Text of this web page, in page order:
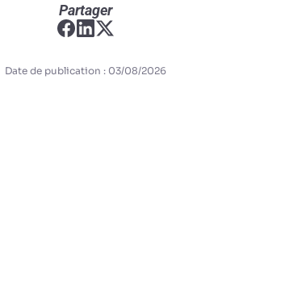
Partager
Date de publication : 03/08/2026